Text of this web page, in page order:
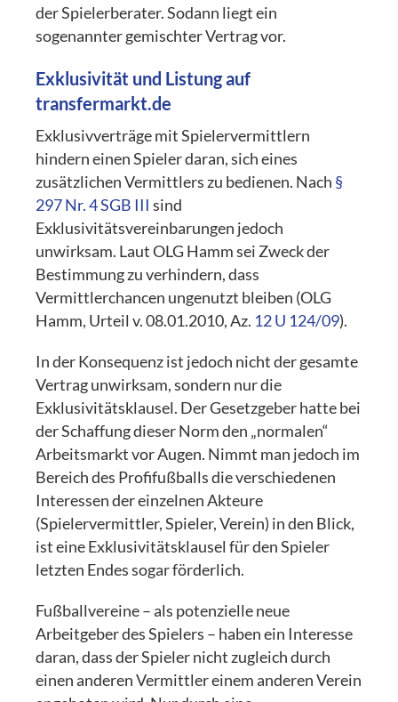
der Spielerberater. Sodann liegt ein
sogenannter gemischter Vertrag vor.
Exklusivität und Listung auf
transfermarkt.de
Exklusivverträge mit Spielervermittlern
hindern einen Spieler daran, sich eines
zusätzlichen Vermittlers zu bedienen. Nach §
297 Nr. 4 SGB III sind
Exklusivitätsvereinbarungen jedoch
unwirksam. Laut OLG Hamm sei Zweck der
Bestimmung zu verhindern, dass
Vermittlerchancen ungenutzt bleiben (OLG
Hamm, Urteil v. 08.01.2010, Az. 12 U 124/09).
In der Konsequenz ist jedoch nicht der gesamte
Vertrag unwirksam, sondern nur die
Exklusivitätsklausel. Der Gesetzgeber hatte bei
der Schaffung dieser Norm den „normalen“
Arbeitsmarkt vor Augen. Nimmt man jedoch im
Bereich des Profifußballs die verschiedenen
Interessen der einzelnen Akteure
(Spielervermittler, Spieler, Verein) in den Blick,
ist eine Exklusivitätsklausel für den Spieler
letzten Endes sogar förderlich.
Fußballvereine – als potenzielle neue
Arbeitgeber des Spielers – haben ein Interesse
daran, dass der Spieler nicht zugleich durch
einen anderen Vermittler einem anderen Verein